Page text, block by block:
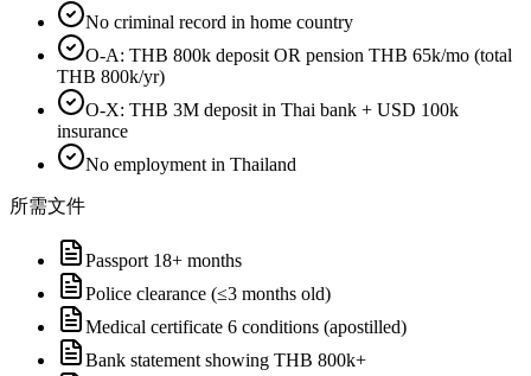
No criminal record in home country
O-A: THB 800k deposit OR pension THB 65k/mo (total
THB 800k/yr)
O-X: THB 3M deposit in Thai bank + USD 100k
insurance
No employment in Thailand
所需文件
Passport 18+ months
Police clearance (≤3 months old)
Medical certificate 6 conditions (apostilled)
Bank statement showing THB 800k+